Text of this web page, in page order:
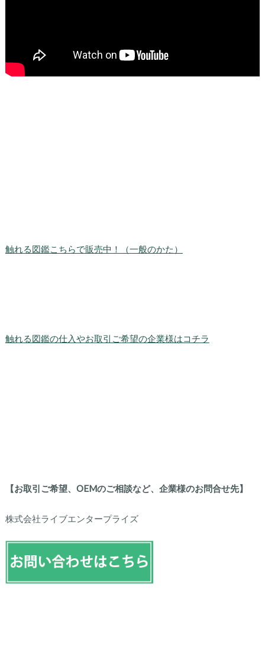
触れる図鑑こちらで販売中！（一般のかた）
触れる図鑑の仕入やお取引ご希望の企業様はコチラ
【お取引ご希望、OEMのご相談など、企業様のお問合せ先】
株式会社ライブエンタープライズ